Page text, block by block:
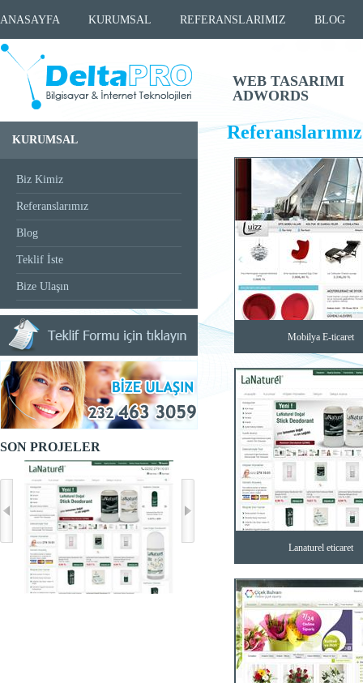
ANASAYFA KURUMSAL REFERANSLARIMIZ BLOG
WEB TASARIMI
ADWORDS
KURUMSAL
Biz Kimiz
Referanslarımız
Blog
Teklif İste
Bize Ulaşın
SON PROJELER
Referanslarımız
Mobilya E-ticaret
Lanaturel eticaret